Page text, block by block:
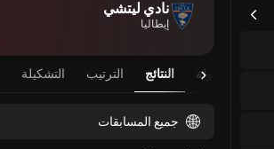
نادي ليتشي
إيطاليا
مباريات مجدولة النتائج الترتيب التشكيلة
جميع المسابقات